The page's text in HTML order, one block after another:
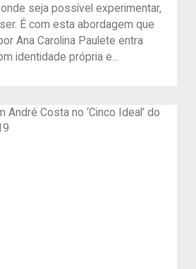
seja possível experimentar,
É com esta abordagem que
Ana Carolina Paulete entra
identidade própria e...